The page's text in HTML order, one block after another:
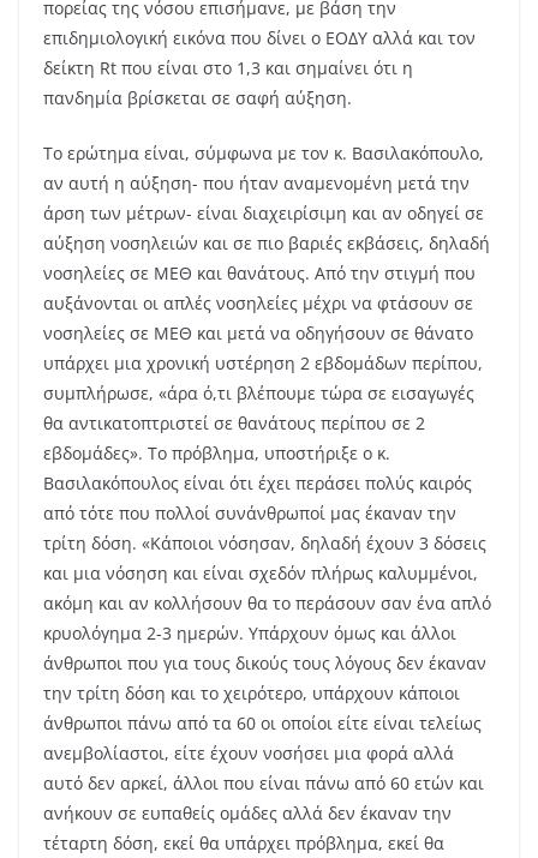
πορείας της νόσου επισήμανε, με βάση την
επιδημιολογική εικόνα που δίνει ο ΕΟΔΥ αλλά και τον
δείκτη Rt που είναι στο 1,3 και σημαίνει ότι η
πανδημία βρίσκεται σε σαφή αύξηση.
Το ερώτημα είναι, σύμφωνα με τον κ. Βασιλακόπουλο,
αν αυτή η αύξηση- που ήταν αναμενομένη μετά την
άρση των μέτρων- είναι διαχειρίσιμη και αν οδηγεί σε
αύξηση νοσηλειών και σε πιο βαριές εκβάσεις, δηλαδή
νοσηλείες σε ΜΕΘ και θανάτους. Από την στιγμή που
αυξάνονται οι απλές νοσηλείες μέχρι να φτάσουν σε
νοσηλείες σε ΜΕΘ και μετά να οδηγήσουν σε θάνατο
υπάρχει μια χρονική υστέρηση 2 εβδομάδων περίπου,
συμπλήρωσε, «άρα ό,τι βλέπουμε τώρα σε εισαγωγές
θα αντικατοπτριστεί σε θανάτους περίπου σε 2
εβδομάδες». Το πρόβλημα, υποστήριξε ο κ.
Βασιλακόπουλος είναι ότι έχει περάσει πολύς καιρός
από τότε που πολλοί συνάνθρωποί μας έκαναν την
τρίτη δόση. «Κάποιοι νόσησαν, δηλαδή έχουν 3 δόσεις
και μια νόσηση και είναι σχεδόν πλήρως καλυμμένοι,
ακόμη και αν κολλήσουν θα το περάσουν σαν ένα απλό
κρυολόγημα 2-3 ημερών. Υπάρχουν όμως και άλλοι
άνθρωποι που για τους δικούς τους λόγους δεν έκαναν
την τρίτη δόση και το χειρότερο, υπάρχουν κάποιοι
άνθρωποι πάνω από τα 60 οι οποίοι είτε είναι τελείως
ανεμβολίαστοι, είτε έχουν νοσήσει μια φορά αλλά
αυτό δεν αρκεί, άλλοι που είναι πάνω από 60 ετών και
ανήκουν σε ευπαθείς ομάδες αλλά δεν έκαναν την
τέταρτη δόση, εκεί θα υπάρχει πρόβλημα, εκεί θα